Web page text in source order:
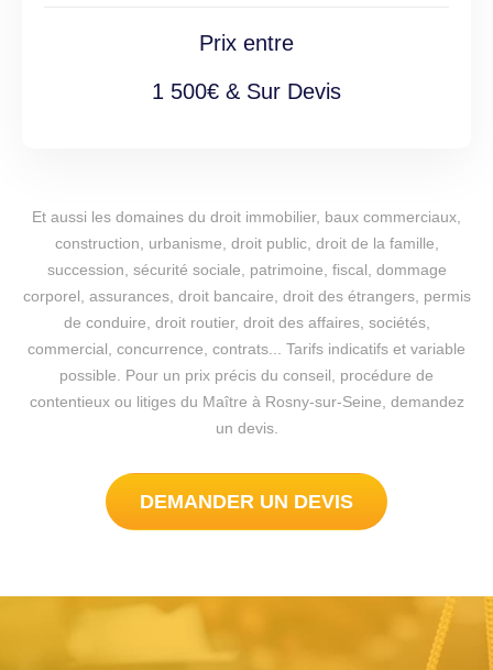
Prix entre
1 500€ & Sur Devis
Et aussi les domaines du droit immobilier, baux commerciaux,
construction, urbanisme, droit public, droit de la famille,
succession, sécurité sociale, patrimoine, fiscal, dommage
corporel, assurances, droit bancaire, droit des étrangers, permis
de conduire, droit routier, droit des affaires, sociétés,
commercial, concurrence, contrats... Tarifs indicatifs et variable
possible. Pour un prix précis du conseil, procédure de
contentieux ou litiges du Maître à Rosny-sur-Seine, demandez
un devis.
DEMANDER UN DEVIS